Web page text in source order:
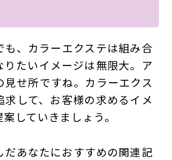
も、カラーエクステは組み合
りたいイメージは無限大。ア
見せ所ですね。カラーエクス
求して、お客様の求めるイメ
していきましょう。
だあなたにおすすめの関連記